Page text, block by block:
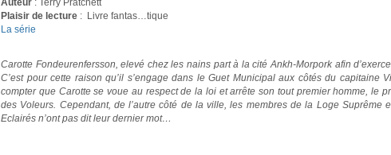
Auteur : Terry Pratchett
Plaisir de lecture : Livre fantas…tique
La série
Carotte Fondeurenfersson, elevé chez les nains part à la cité Ankh-Morpork afin
C’est pour cette raison qu’il s’engage dans le Guet Municipal aux côtés du capitaine
compter que Carotte se voue au respect de la loi et arrête son tout premier homme, le
des Voleurs. Cependant, de l’autre côté de la ville, les membres de la Loge Suprême
Eclairés n’ont pas dit leur dernier mot…